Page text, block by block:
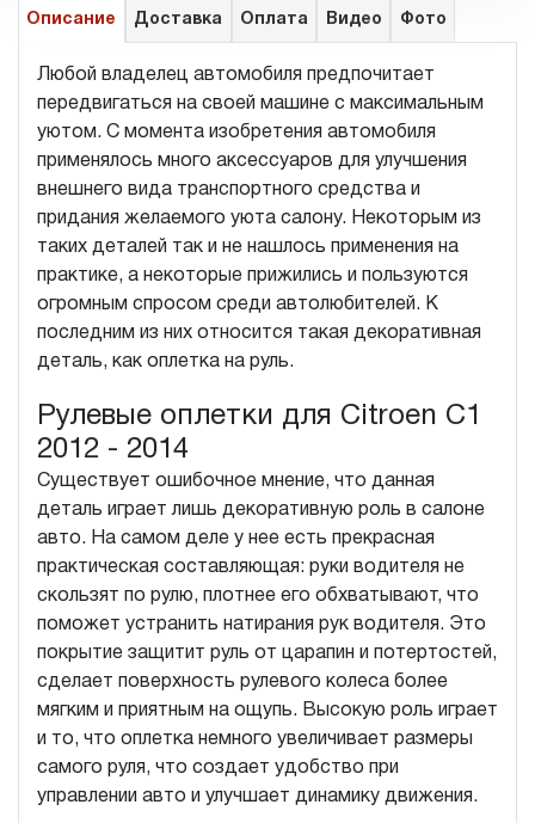
Описание Доставка Оплата Видео Фото
Любой владелец автомобиля предпочитает
передвигаться на своей машине с максимальным
уютом. С момента изобретения автомобиля
применялось много аксессуаров для улучшения
внешнего вида транспортного средства и
придания желаемого уюта салону. Некоторым из
таких деталей так и не нашлось применения на
практике, а некоторые прижились и пользуются
огромным спросом среди автолюбителей. К
последним из них относится такая декоративная
деталь, как оплетка на руль.
Рулевые оплетки для Citroen C1
2012 - 2014
Существует ошибочное мнение, что данная
деталь играет лишь декоративную роль в салоне
авто. На самом деле у нее есть прекрасная
практическая составляющая: руки водителя не
скользят по рулю, плотнее его обхватывают, что
поможет устранить натирания рук водителя. Это
покрытие защитит руль от царапин и потертостей,
сделает поверхность рулевого колеса более
мягким и приятным на ощупь. Высокую роль играет
и то, что оплетка немного увеличивает размеры
самого руля, что создает удобство при
управлении авто и улучшает динамику движения.